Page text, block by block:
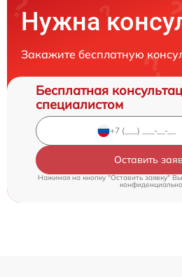
Нужна
Закажите бесплатную
Бесплатная
специалистом
Оставить
Нажимая на кнопку "Оставить заявку"